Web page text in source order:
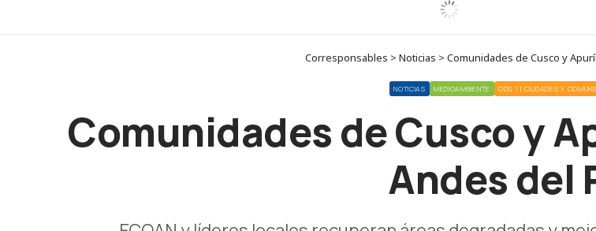
Corresponsables > Noticias > Comunidades de Cusco y
NOTICIAS MEDIOAMBIENTE ODS 11 CIUDADES Y
Comunidades de Cusco y
Andes del